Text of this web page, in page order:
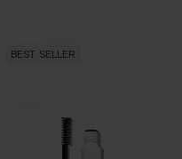
BEST SELLER